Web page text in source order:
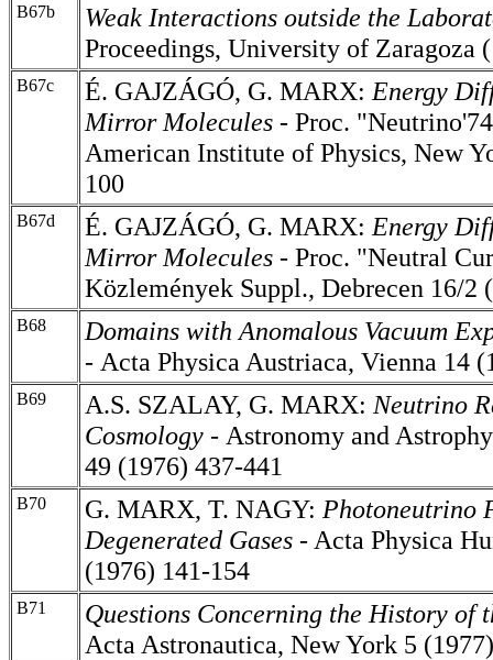
B67b
Weak Interactions outside the
Proceedings, University of Zaragoza
B67c É. GAJZÁGÓ, G. MARX: Energy
Mirror Molecules - Proc.
American Institute of Physics, New
100
B67d É. GAJZÁGÓ, G. MARX: Energy
Mirror Molecules - Proc. "Neutral
Közlemények Suppl., Debrecen 16/2
B68
Domains with Anomalous Vacuum
- Acta Physica Austriaca, Vienna 14
B69 A.S. SZALAY, G. MARX: Neutrino
Cosmology - Astronomy and
49 (1976) 437-441
B70 G. MARX, T. NAGY: Photoneutrino
Degenerated Gases - Acta Physica
(1976) 141-154
B71
Questions Concerning the History of
Acta Astronautica, New York 5